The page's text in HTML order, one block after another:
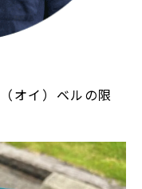
オイ）ベルの限